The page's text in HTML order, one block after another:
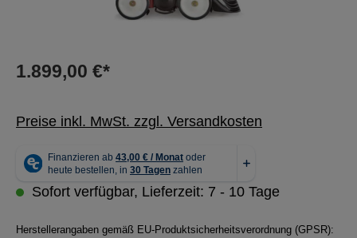
1.899,00 €*
Preise inkl. MwSt. zzgl. Versandkosten
Sofort verfügbar, Lieferzeit: 7 - 10 Tage
Herstellerangaben gemäß EU-Produktsicherheitsverordnung (GPSR):